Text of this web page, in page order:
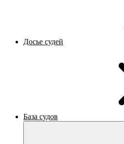
Досье судей
База судов